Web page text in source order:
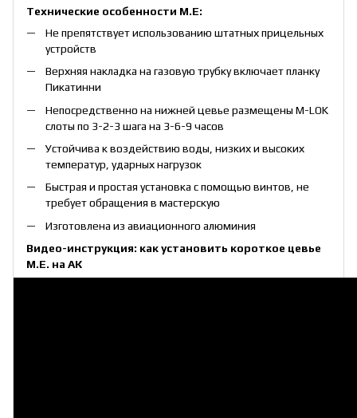
Технические особенности M.E:
Не препятствует использованию штатных прицельных
устройств
Верхняя накладка на газовую трубку включает планку
Пикатинни
Непосредственно на нижней цевье размещены M-LOK
слоты по 3-2-3 шага на 3-6-9 часов
Устойчива к воздействию воды, низких и высоких
температур, ударных нагрузок
Быстрая и простая установка с помощью винтов, не
требует обращения в мастерскую
Изготовлена ​​из авиационного алюминия
Видео-инструкция: как установить короткое цевье
M.E. на АК